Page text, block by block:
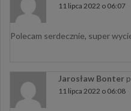
11 lipca 2022 o 06:07
Polecam serdecznie, super
Jarosław Bonter
11 lipca 2022 o 06:08